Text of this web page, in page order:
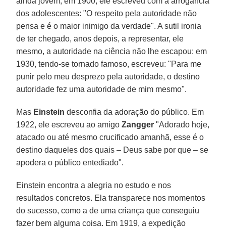
dos adolescentes: "O respeito pela autoridade não
pensa e é o maior inimigo da verdade". A sutil ironia
de ter chegado, anos depois, a representar, ele
mesmo, a autoridade na ciência não lhe escapou: em
1930, tendo-se tornado famoso, escreveu: "Para me
punir pelo meu desprezo pela autoridade, o destino
autoridade fez uma autoridade de mim mesmo".
Mas Einstein desconfia da adoração do público. Em
1922, ele escreveu ao amigoZangger "Adorado hoje,
atacado ou até mesmo crucificado amanhã, esse é o
destino daqueles dos quais – Deus sabe por que – se
apodera o público entediado".
Einstein encontra a alegria no estudo e nos
resultados concretos. Ela transparece nos momentos
do sucesso, como a de uma criança que conseguiu
fazer bem alguma coisa. Em 1919, a expedição